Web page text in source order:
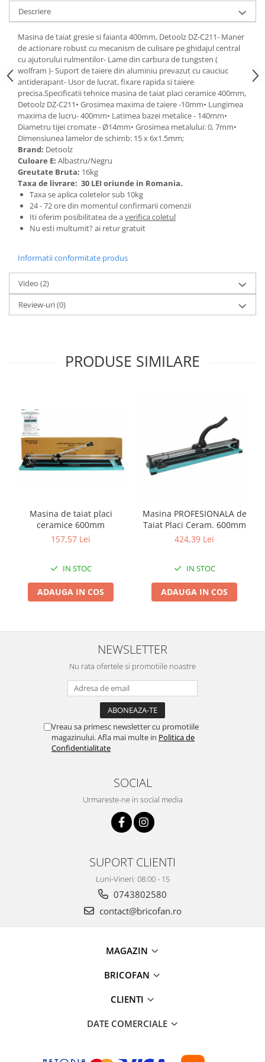
Tractoraș de tuns gazonul
Zootehnie
Incubatoare, oparitoare si
deplumatoare
Echipamente pentru animale
Aparate de tuns animale
Piese si accesorii aparate de tuns
animale
Tarcuri animale
Semanatori
Masini batut stalpi si accesorii
Roabe & accesorii
Casute gradina si cutii depozitare
Mobilier gradina
Corturi, Prelate si plase de
Lopeti zapada
Zdrobitoare si teascuri
Teascuri
Zdrobitoare electrice
Masini de cusut si accesorii
Suflante si aspiratoare exterior
Unelte altoit
Unelte manuale de gradina -
Stropitori
Masini batut stalpi
Pentru Casa si Camping
Accesorii aragaze & butelii
Butelii
Pirostrii si accesorii pentru gatit
Iluminat & electrice
Prelungitoare & cabluri electrice
Conectori/doze
Corpuri de iluminat
Lumina de crestere pentru plante
Proiectoare & lampi de lucru
Aparate de spalat cu presiune si
Accesorii aparatele de spalat cu
presiune
Articole si accesorii pentru baie
Descriere
Masina de taiat gresie si faianta 400mm, Detoolz DZ-C211- Maner
de actionare robust cu mecanism de culisare pe ghidajul central
cu ajutorului rulmentilor- Lame din carbura de tungsten (
wolfram )- Suport de taiere din aluminiu prevazut cu cauciuc
antiderapant- Usor de lucrat, fixare rapida si taiere
precisa.Specificatii tehnice masina de taiat placi ceramice 400mm,
Detoolz DZ-C211• Grosimea maxima de taiere -10mm• Lungimea
maxima de lucru- 400mm• Latimea bazei metalice - 140mm•
Diametru tijei cromate - Ø14mm• Grosimea metalului: 0, 7mm•
Dimensiunea lamelor de schimb: 15 x 6x1.5mm;
Brand: Detoolz
Culoare E: Albastru/Negru
Greutate Bruta: 16kg
Taxa de livrare: 30 LEI oriunde in Romania.
Taxa se aplica coletelor sub 10kg
24 - 72 ore din momentul confirmarii comenzii
Iti oferim posibilitatea de averifica coletul
Nu esti multumit? ai retur gratuit
Informatii conformitate produs
Video (2)
Review-uri(0)
PRODUSE SIMILARE
Masina de taiat placi
ceramice 600mm
157,57 Lei
IN STOC
ADAUGA IN COS
Masina PROFESIONALA de
Taiat Placi Ceram. 600mm
424,39 Lei
IN STOC
ADAUGA IN COS
NEWSLETTER
Nu rata ofertele si promotiile noastre
Vreau sa primesc newsletter cu promotiile
magazinului. Afla mai multe in Politica de
Confidentialitate
SOCIAL
Urmareste-ne in social media
SUPORT CLIENTI
Luni-Vineri: 08:00 - 15
0743802580
contact@bricofan.ro
MAGAZIN
BRICOFAN
CLIENTI
DATE COMERCIALE